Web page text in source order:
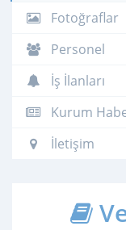
Fotoğraflar
Personel
İş İlanları
Kurum
İletişim